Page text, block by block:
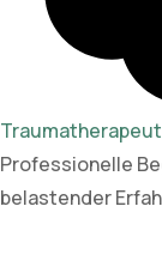
Professionelle
belastender